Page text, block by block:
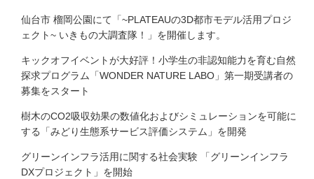
仙台市 榴岡公園にて「~PLATEAUの3D都市モデル活用プロジ
ェクト~ いきもの大調査隊！」を開催します。
キックオフイベントが大好評！小学生の非認知能力を育む自然
探求プログラム「WONDER NATURE LABO」第一期受講者の
募集をスタート
樹木のCO2吸収効果の数値化およびシミュレーションを可能に
する「みどり生態系サービス評価システム」を開発
グリーンインフラ活用に関する社会実験 「グリーンインフラ
DXプロジェクト」を開始